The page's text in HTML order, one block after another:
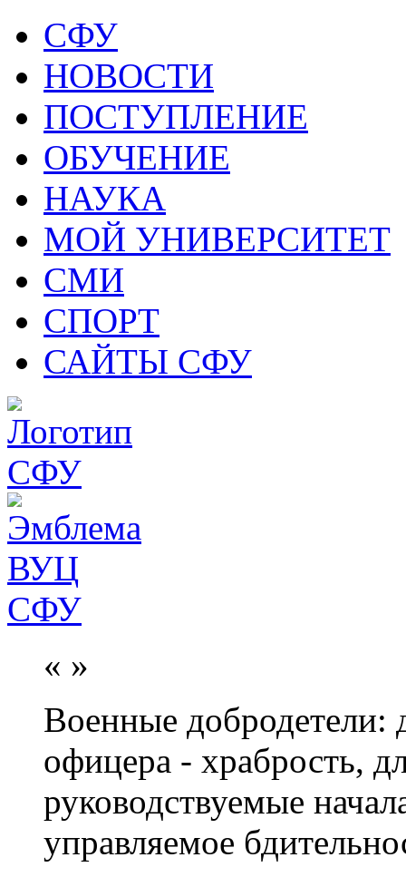
СФУ
НОВОСТИ
ПОСТУПЛЕНИЕ
ОБУЧЕНИЕ
НАУКА
МОЙ УНИВЕРСИТЕТ
СМИ
СПОРТ
САЙТЫ СФУ
« »
Военные добродетели:
офицера - храбрость,
руководствуемые
управляемое